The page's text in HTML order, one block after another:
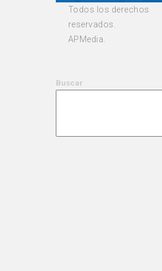
Todos los derechos
reservados.
APMedia.
Buscar